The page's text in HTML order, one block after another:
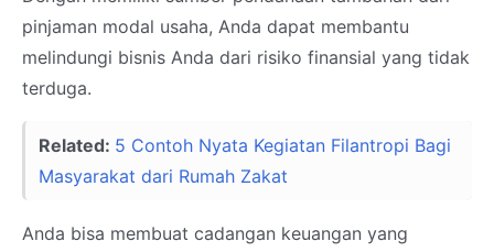
pinjaman modal usaha, Anda dapat membantu
melindungi bisnis Anda dari risiko finansial yang tidak
terduga.
Related: 5 Contoh Nyata Kegiatan Filantropi Bagi
Masyarakat dari Rumah Zakat
Anda bisa membuat cadangan keuangan yang